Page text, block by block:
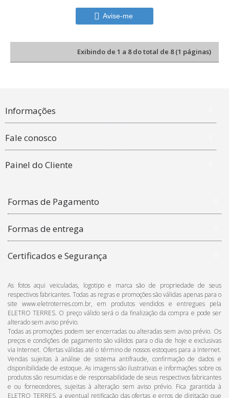
Avise-me
Exibindo de 1 a 8 do total de 8 (1 páginas)
Informações
Fale conosco
Painel do Cliente
Formas de Pagamento
Formas de entrega
Certificados e Segurança
As fotos aqui veiculadas, logotipo e marca são de propriedade de seus
respectivos fabricantes. Todas as regras e promoções são válidas apenas para o
site www.eletroterres.com.br, em produtos vendidos e entregues pela
ELETRO TERRES. O preço válido será o da finalização da compra e pode ser
alterado sem aviso prévio.
Todas as promoções podem ser encerradas ou alteradas sem aviso prévio. Os
preços e condições de pagamento são válidos para o dia de hoje e exclusivas
via Internet. Ofertas válidas até o término de nossos estoques para a Internet.
Vendas sujeitas à análise de sistema antifraude, confirmação de dados e
disponibilidade de estoque. As imagens são ilustrativas e informações sobre os
produtos são resumidas e de responsabilidade de seus respectivos fabricantes
e ou fornecedores, sujeitas à alteração sem aviso prévio. Fica garantida à
ELETRO TERRES, a eventual retificação das ofertas e erros de digitação que